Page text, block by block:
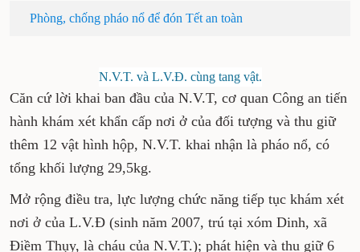
Phòng, chống pháo nổ để đón Tết an toàn
N.V.T. và L.V.Đ. cùng tang vật.
Căn cứ lời khai ban đầu của N.V.T, cơ quan Công an tiến
hành khám xét khẩn cấp nơi ở của đối tượng và thu giữ
thêm 12 vật hình hộp, N.V.T. khai nhận là pháo nổ, có
tổng khối lượng 29,5kg.
Mở rộng điều tra, lực lượng chức năng tiếp tục khám xét
nơi ở của L.V.Đ (sinh năm 2007, trú tại xóm Dinh, xã
Điềm Thụy, là cháu của N.V.T.); phát hiện và thu giữ 6